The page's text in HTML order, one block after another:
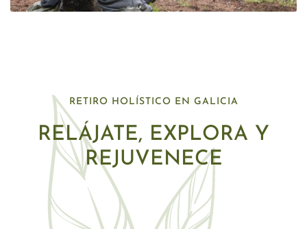
RETIRO HOLÍSTICO EN GALICIA
RELÁJATE, EXPLORA Y
REJUVENECE